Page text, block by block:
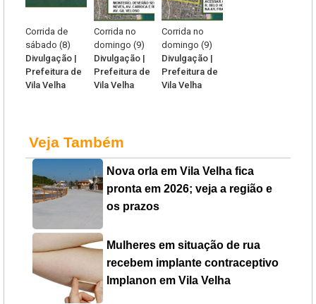
Corrida de
sábado (8)
Divulgação |
Prefeitura de
Vila Velha
Corrida no
domingo (9)
Divulgação |
Prefeitura de
Vila Velha
Corrida no
domingo (9)
Divulgação |
Prefeitura de
Vila Velha
Veja Também
Nova orla em Vila Velha fica
pronta em 2026; veja a região e
os prazos
Mulheres em situação de rua
recebem implante contraceptivo
Implanon em Vila Velha